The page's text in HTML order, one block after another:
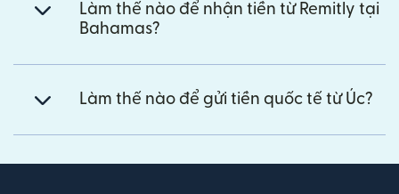
Làm thế nào để nhận tiền từ Remitly tại
Bahamas?
Làm thế nào để gửi tiền quốc tế từ Úc?